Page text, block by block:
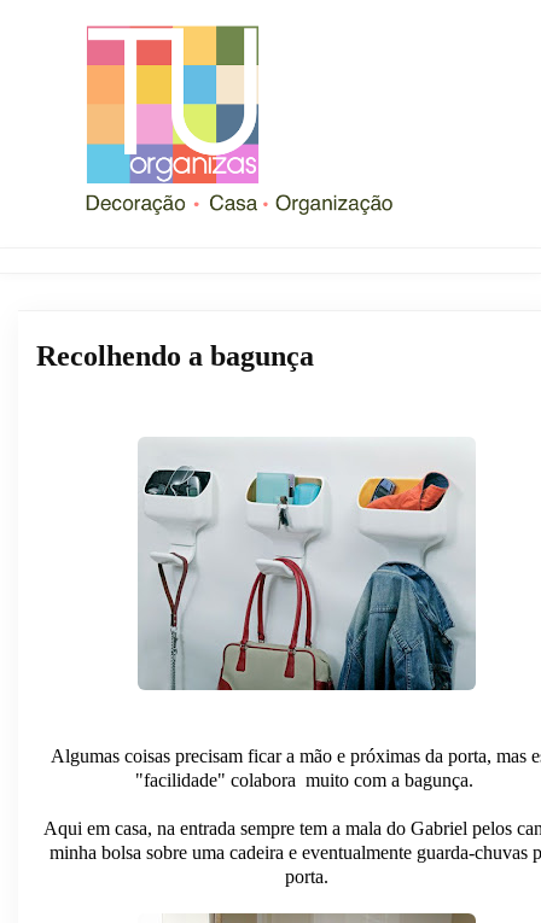
Recolhendo a bagunça
Algumas coisas precisam ficar a mão e próximas da porta, mas
"facilidade" colabora muito com a bagunça.
Aqui em casa, na entrada sempre tem a mala do Gabriel pelos
minha bolsa sobre uma cadeira e eventualmente guarda-chuvas
porta.